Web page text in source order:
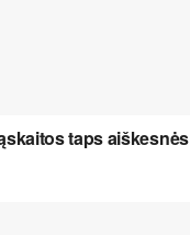
taps aiškesnės